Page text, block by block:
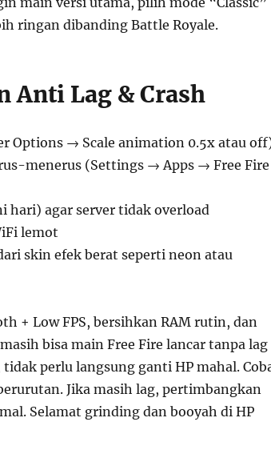
ringan dibanding Battle Royale.
Anti Lag & Crash
Options → Scale animation 0.5x atau
menerus (Settings → Apps → Free Fire
hari) agar server tidak overload
lemot
skin efek berat seperti neon atau
+ Low FPS, bersihkan RAM rutin, dan
bisa main Free Fire lancar tanpa lag
perlu langsung ganti HP mahal.
Jika masih lag, pertimbangkan
Selamat grinding dan booyah di HP